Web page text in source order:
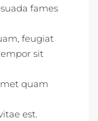
fames
feugiat
sit
quam
est.